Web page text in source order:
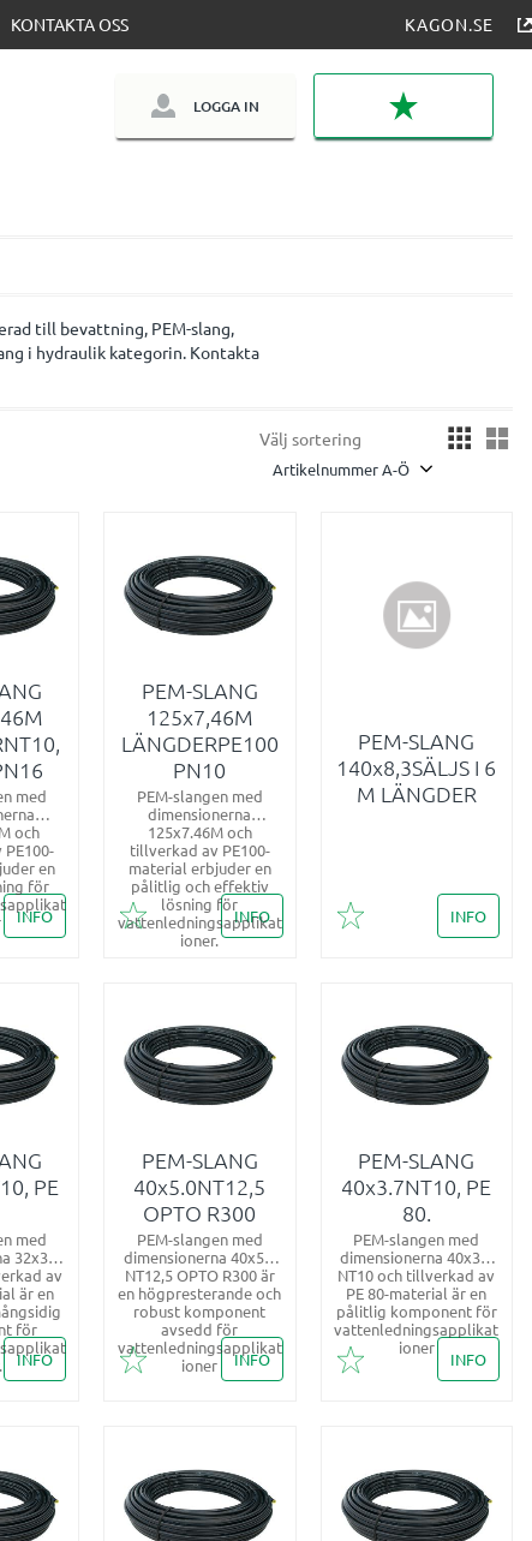
KONTAKTA OSS KAGON.SE
LOGGA IN
till bevattning, PEM-slang,
i hydraulik kategorin. Kontakta
Välj sortering
med
och
en
för
INFO
PEM-SLANG
125x7,46M
LÄNGDERPE100
PN10
PEM-slangen med
dimensionerna
125x7.46M och
tillverkad av PE100-
material erbjuder en
pålitlig och effektiv
lösning för
vattenledningsapplikat
ioner.
Lägg till i favoriter
INFO
PEM-SLANG
140x8,3SÄLJS I 6
M LÄNGDER
Lägg till i favoriter
INFO
PE
med
32x3.0
av
är en
för
INFO
PEM-SLANG
40x5.0NT12,5
OPTO R300
PEM-slangen med
dimensionerna 40x5.0
NT12,5 OPTO R300 är
en högpresterande och
robust komponent
avsedd för
vattenledningsapplikat
ioner
Lägg till i favoriter
INFO
PEM-SLANG
40x3.7NT10, PE
80.
PEM-slangen med
dimensionerna 40x3.7
NT10 och tillverkad av
PE 80-material är en
pålitlig komponent för
vattenledningsapplikat
ioner
Lägg till i favoriter
INFO